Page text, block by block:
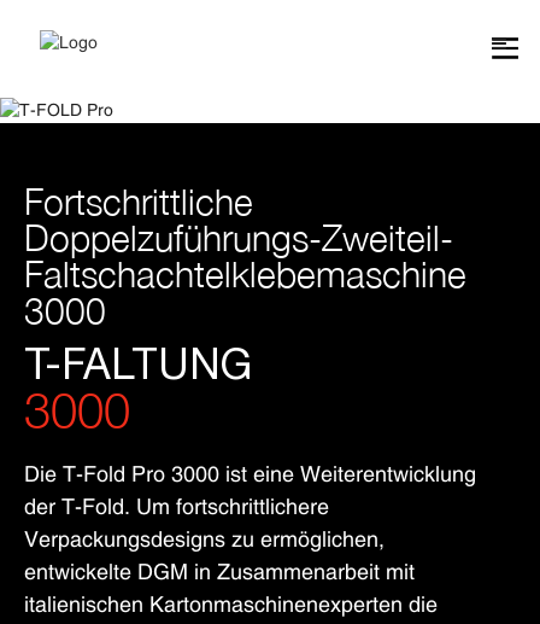
Fortschrittliche
Doppelzuführungs-Zweiteil-
Faltschachtelklebemaschine
3000
T-FALTUNG
3000
Die T-Fold Pro 3000 ist eine Weiterentwicklung
der T-Fold. Um fortschrittlichere
Verpackungsdesigns zu ermöglichen,
entwickelte DGM in Zusammenarbeit mit
italienischen Kartonmaschinenexperten die